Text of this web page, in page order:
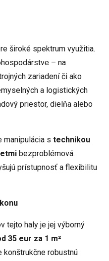
široké spektrum využitia.
– na
zariadení či ako
a logistických
priestor, dielňa alebo
manipulácia s technikou
bezproblémová.
prístupnosť a flexibilitu
tejto haly je jej výborný
35 eur za 1 m²
konštrukčne robustnú